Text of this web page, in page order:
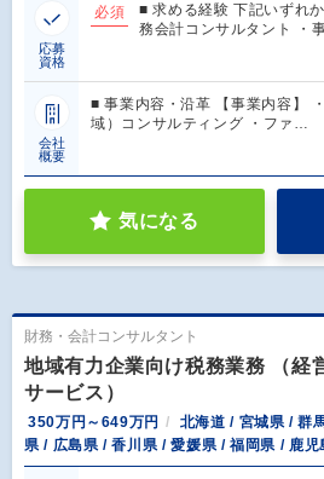
応募
資格
必須
■ 求める経験 下記いずれ
務会計コンサルタント ・
会社
概要
■ 事業内容・沿革 【事業内容】
域）コンサルティング ・ファ…
気になる
財務・会計コンサルタント
地域有力企業向け税務業務 （経
サービス）
350万円～649万円
北海道 / 宮城県 / 群
県 / 広島県 / 香川県 / 愛媛県 / 福岡県 / 鹿児